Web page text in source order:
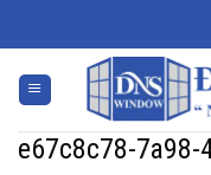
e67c8c78-